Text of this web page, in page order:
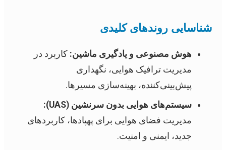
شناسایی روندهای کلیدی
هوش مصنوعی و یادگیری ماشین: کاربرد در
مدیریت ترافیک هوایی، نگهداری
پیش‌بینی‌کننده، بهینه‌سازی مسیرها.
سیستم‌های هوایی بدون سرنشین (UAS):
مدیریت فضای هوایی برای پهپادها، کاربردهای
جدید، ایمنی و امنیت.